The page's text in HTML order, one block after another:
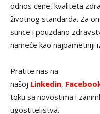
odnos cene, kvaliteta
životnog standarda. Za
sunce i pouzdano
nameće kao najpametniji
Pratite nas na
našoj Linkedin,
toku sa novostima i
ugostiteljstva.